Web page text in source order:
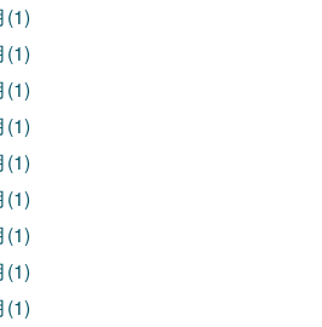
(1)
(1)
(1)
(1)
(1)
(1)
(1)
(1)
(1)